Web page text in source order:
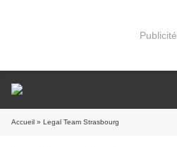
Publicité
Accueil » Legal Team Strasbourg